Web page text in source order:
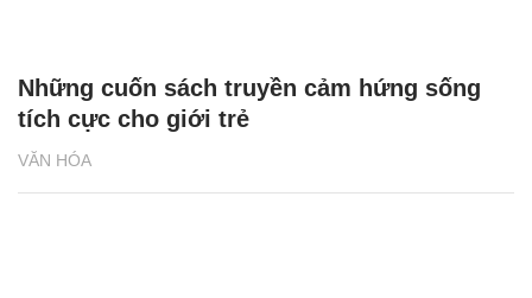
VĂN HÓA
Những cuốn sách truyền cảm hứng sống
tích cực cho giới trẻ